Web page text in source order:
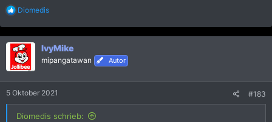
R
a
k
t
i
o
n
:
Diomedis
IvyMike
mipangatawan Autor
5 Oktober 2021 #183
Diomedis schrieb: